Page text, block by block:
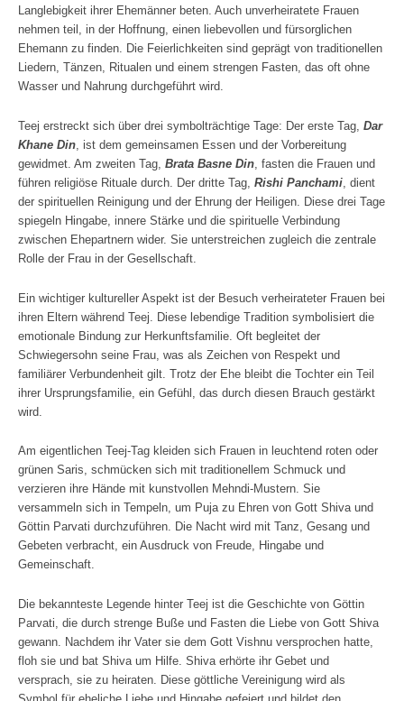
Langlebigkeit ihrer Ehemänner beten. Auch unverheiratete Frauen
nehmen teil, in der Hoffnung, einen liebevollen und fürsorglichen
Ehemann zu finden. Die Feierlichkeiten sind geprägt von traditionellen
Liedern, Tänzen, Ritualen und einem strengen Fasten, das oft ohne
Wasser und Nahrung durchgeführt wird.
Teej erstreckt sich über drei symbolträchtige Tage: Der erste Tag, Dar
Khane Din , ist dem gemeinsamen Essen und der Vorbereitung
gewidmet. Am zweiten Tag, Brata Basne Din , fasten die Frauen und
führen religiöse Rituale durch. Der dritte Tag, Rishi Panchami , dient
der spirituellen Reinigung und der Ehrung der Heiligen. Diese drei Tage
spiegeln Hingabe, innere Stärke und die spirituelle Verbindung
zwischen Ehepartnern wider. Sie unterstreichen zugleich die zentrale
Rolle der Frau in der Gesellschaft.
Ein wichtiger kultureller Aspekt ist der Besuch verheirateter Frauen bei
ihren Eltern während Teej. Diese lebendige Tradition symbolisiert die
emotionale Bindung zur Herkunftsfamilie. Oft begleitet der
Schwiegersohn seine Frau, was als Zeichen von Respekt und
familiärer Verbundenheit gilt. Trotz der Ehe bleibt die Tochter ein Teil
ihrer Ursprungsfamilie, ein Gefühl, das durch diesen Brauch gestärkt
wird.
Am eigentlichen Teej-Tag kleiden sich Frauen in leuchtend roten oder
grünen Saris, schmücken sich mit traditionellem Schmuck und
verzieren ihre Hände mit kunstvollen Mehndi-Mustern. Sie
versammeln sich in Tempeln, um Puja zu Ehren von Gott Shiva und
Göttin Parvati durchzuführen. Die Nacht wird mit Tanz, Gesang und
Gebeten verbracht, ein Ausdruck von Freude, Hingabe und
Gemeinschaft.
Die bekannteste Legende hinter Teej ist die Geschichte von Göttin
Parvati, die durch strenge Buße und Fasten die Liebe von Gott Shiva
gewann. Nachdem ihr Vater sie dem Gott Vishnu versprochen hatte,
floh sie und bat Shiva um Hilfe. Shiva erhörte ihr Gebet und
versprach, sie zu heiraten. Diese göttliche Vereinigung wird als